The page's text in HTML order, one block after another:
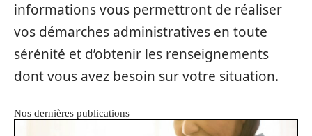
informations vous permettront de réaliser
vos démarches administratives en toute
sérénité et d’obtenir les renseignements
dont vous avez besoin sur votre situation.
Nos dernières publications